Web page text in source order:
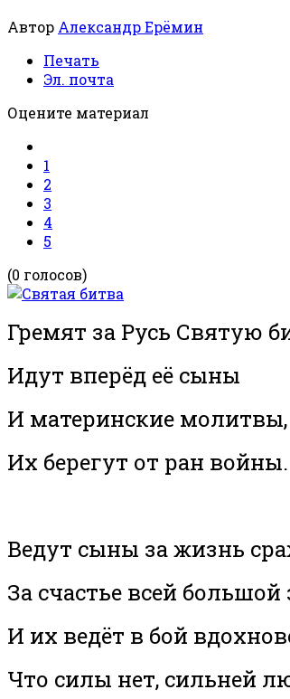
Автор Александр Ерёмин
Печать
Эл. почта
Оцените материал
1
2
3
4
5
(0 голосов)
Гремят за Русь Святую
Идут вперёд её сыны
И материнские молитвы,
Их берегут от ран войны.
Ведут сыны за жизнь
За счастье всей
И их ведёт в бой
Что силы нет, сильней